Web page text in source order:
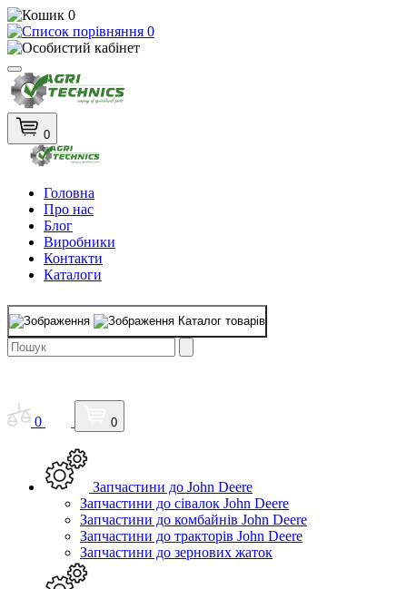
0
0
0
Головна
Про нас
Блог
Виробники
Контакти
Каталоги
Каталог товарів
0 0
Запчастини до John Deere
Запчастини до сівалок John Deere
Запчастини до комбайнів John Deere
Запчастини до тракторів John Deere
Запчастини до зернових жаток